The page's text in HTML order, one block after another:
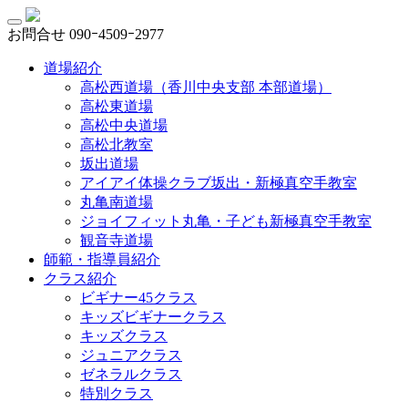
お問合せ 090ｰ4509ｰ2977
道場紹介
高松西道場（香川中央支部 本部道場）
高松東道場
高松中央道場
高松北教室
坂出道場
アイアイ体操クラブ坂出・新極真空手教室
丸亀南道場
ジョイフィット丸亀・子ども新極真空手教室
観音寺道場
師範・指導員紹介
クラス紹介
ビギナー45クラス
キッズビギナークラス
キッズクラス
ジュニアクラス
ゼネラルクラス
特別クラス